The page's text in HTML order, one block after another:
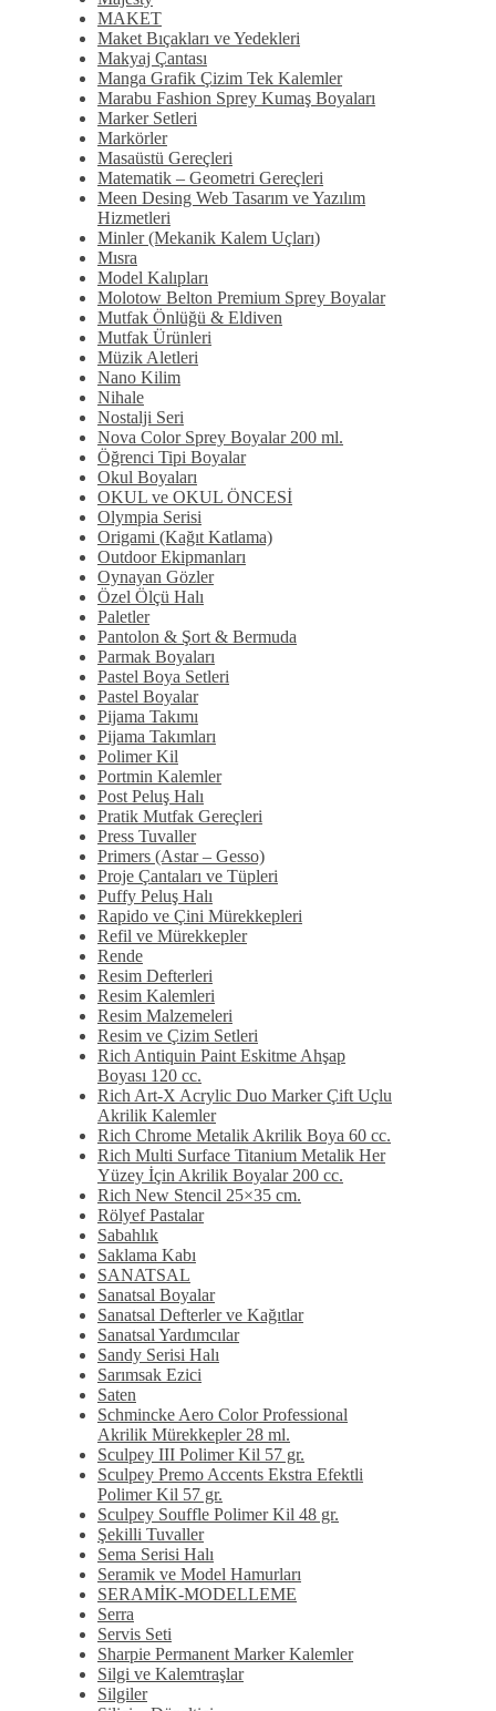
MAKET
Maket Bıçakları ve Yedekleri
Makyaj Çantası
Manga Grafik Çizim Tek Kalemler
Marabu Fashion Sprey Kumaş Boyaları
Marker Setleri
Markörler
Masaüstü Gereçleri
Matematik – Geometri Gereçleri
Meen Desing Web Tasarım ve Yazılım
Hizmetleri
Minler (Mekanik Kalem Uçları)
Mısra
Model Kalıpları
Molotow Belton Premium Sprey Boyalar
Mutfak Önlüğü & Eldiven
Mutfak Ürünleri
Müzik Aletleri
Nano Kilim
Nihale
Nostalji Seri
Nova Color Sprey Boyalar 200 ml.
Öğrenci Tipi Boyalar
Okul Boyaları
OKUL ve OKUL ÖNCESİ
Olympia Serisi
Origami (Kağıt Katlama)
Outdoor Ekipmanları
Oynayan Gözler
Özel Ölçü Halı
Paletler
Pantolon & Şort & Bermuda
Parmak Boyaları
Pastel Boya Setleri
Pastel Boyalar
Pijama Takımı
Pijama Takımları
Polimer Kil
Portmin Kalemler
Post Peluş Halı
Pratik Mutfak Gereçleri
Press Tuvaller
Primers (Astar – Gesso)
Proje Çantaları ve Tüpleri
Puffy Peluş Halı
Rapido ve Çini Mürekkepleri
Refil ve Mürekkepler
Rende
Resim Defterleri
Resim Kalemleri
Resim Malzemeleri
Resim ve Çizim Setleri
Rich Antiquin Paint Eskitme Ahşap
Boyası 120 cc.
Rich Art-X Acrylic Duo Marker Çift Uçlu
Akrilik Kalemler
Rich Chrome Metalik Akrilik Boya 60 cc.
Rich Multi Surface Titanium Metalik Her
Yüzey İçin Akrilik Boyalar 200 cc.
Rich New Stencil 25×35 cm.
Rölyef Pastalar
Sabahlık
Saklama Kabı
SANATSAL
Sanatsal Boyalar
Sanatsal Defterler ve Kağıtlar
Sanatsal Yardımcılar
Sandy Serisi Halı
Sarımsak Ezici
Saten
Schmincke Aero Color Professional
Akrilik Mürekkepler 28 ml.
Sculpey III Polimer Kil 57 gr.
Sculpey Premo Accents Ekstra Efektli
Polimer Kil 57 gr.
Sculpey Souffle Polimer Kil 48 gr.
Şekilli Tuvaller
Sema Serisi Halı
Seramik ve Model Hamurları
SERAMİK-MODELLEME
Serra
Servis Seti
Sharpie Permanent Marker Kalemler
Silgi ve Kalemtraşlar
Silgiler